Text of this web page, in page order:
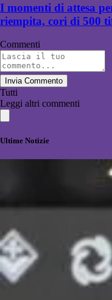
I momenti di attesa
riempita, cori di 500
Commenti
Invia Commento
Tutti
Leggi altri commenti
Ultime Notizie